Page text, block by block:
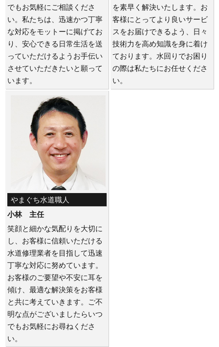
でもお気軽にご相談くださ
い。私たちは、迅速かつ丁寧
な対応をモットーに掲げてお
り、安心できる日常生活を送
っていただけるようお手伝い
させていただきたいと願って
います。
を素早く解決いたします。お
客様にとってより良いサービ
スをお届けできるよう、日々
技術力を高め知識を身に着け
ております。水回りでお困り
の際は私たちにお任せくださ
い。
やまぐち水道職人
小林 主任
笑顔と細かな気配りを大切に
し、お客様に信頼いただける
水道修理業者を目指して迅速
丁寧な対応に努めています。
お客様のご要望や不安に耳を
傾け、最適な解決策をお客様
と共に考えていきます。ご不
明な点がございましたらいつ
でもお気軽にお尋ねくださ
い。